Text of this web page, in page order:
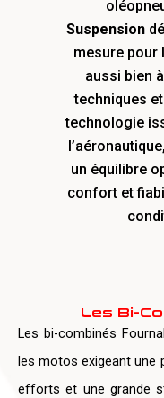
Suspension
mesure pour
aussi bien
techniques
technologie
un équilibre
confort et
Les Bi-
Les bi-combinés
les motos exigeant une
efforts et une grande